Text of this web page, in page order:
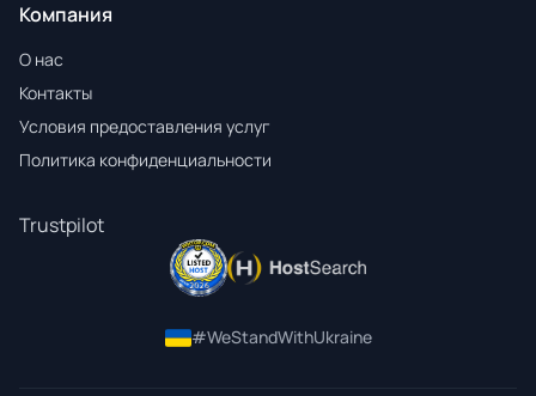
Компания
О нас
Контакты
Условия предоставления услуг
Политика конфиденциальности
Trustpilot
#WeStandWithUkraine